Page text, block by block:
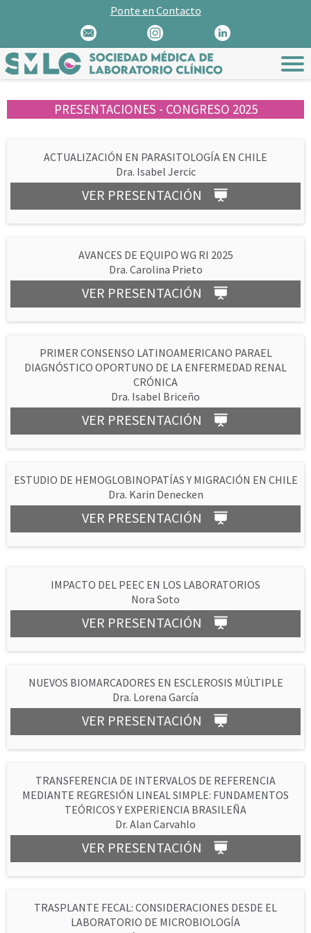
Ponte en Contacto
PRESENTACIONES - CONGRESO 2025
ACTUALIZACIÓN EN PARASITOLOGÍA EN CHILE
Dra. Isabel Jercic
VER PRESENTACIÓN
AVANCES DE EQUIPO WG RI 2025
Dra. Carolina Prieto
VER PRESENTACIÓN
PRIMER CONSENSO LATINOAMERICANO PARAEL
DIAGNÓSTICO OPORTUNO DE LA ENFERMEDAD RENAL
CRÓNICA
Dra. Isabel Briceño
VER PRESENTACIÓN
ESTUDIO DE HEMOGLOBINOPATÍAS Y MIGRACIÓN EN CHILE
Dra. Karin Denecken
VER PRESENTACIÓN
IMPACTO DEL PEEC EN LOS LABORATORIOS
Nora Soto
VER PRESENTACIÓN
NUEVOS BIOMARCADORES EN ESCLEROSIS MÚLTIPLE
Dra. Lorena García
VER PRESENTACIÓN
TRANSFERENCIA DE INTERVALOS DE REFERENCIA
MEDIANTE REGRESIÓN LINEAL SIMPLE: FUNDAMENTOS
TEÓRICOS Y EXPERIENCIA BRASILEÑA
Dr. Alan Carvahlo
VER PRESENTACIÓN
TRASPLANTE FECAL: CONSIDERACIONES DESDE EL
LABORATORIO DE MICROBIOLOGÍA